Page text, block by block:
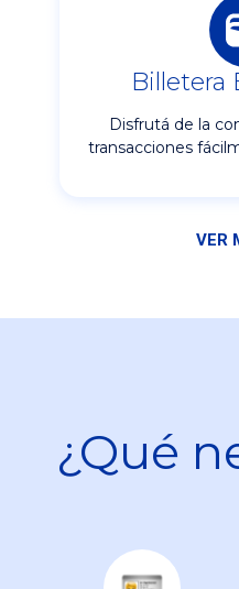
Billetera
Disfrutá de la
transacciones
VER
¿Qué